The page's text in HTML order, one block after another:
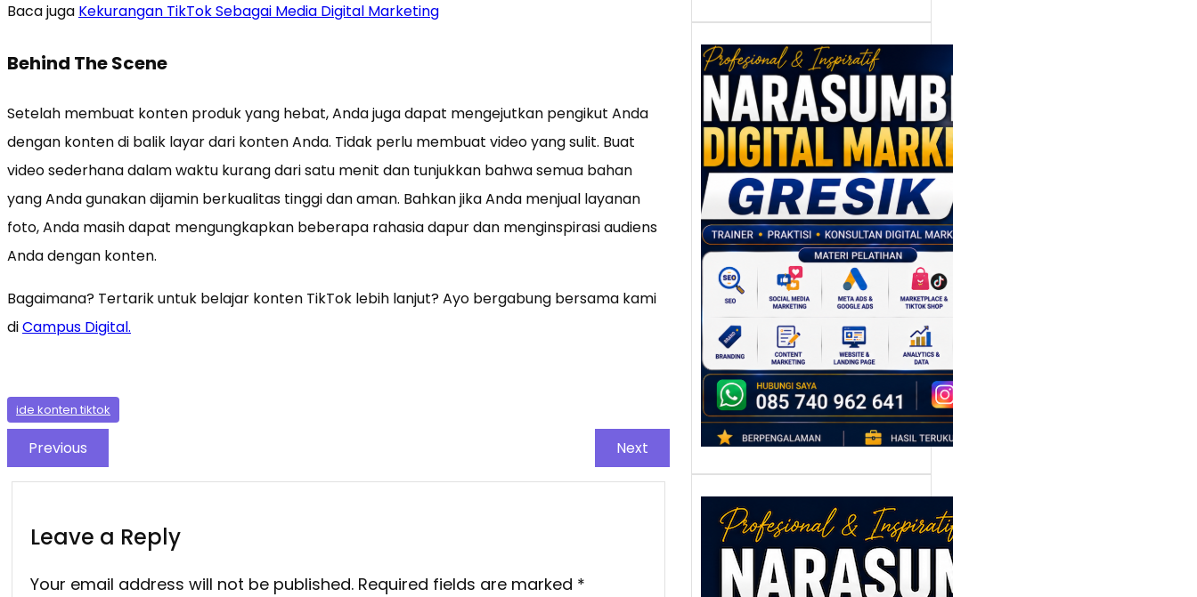
Baca juga Kekurangan TikTok Sebagai Media Digital Marketing
Behind The Scene
Setelah membuat konten produk yang hebat, Anda juga dapat mengejutkan pengikut Anda
dengan konten di balik layar dari konten Anda. Tidak perlu membuat video yang sulit. Buat
video sederhana dalam waktu kurang dari satu menit dan tunjukkan bahwa semua bahan
yang Anda gunakan dijamin berkualitas tinggi dan aman. Bahkan jika Anda menjual layanan
foto, Anda masih dapat mengungkapkan beberapa rahasia dapur dan menginspirasi audiens
Anda dengan konten.
Bagaimana? Tertarik untuk belajar konten TikTok lebih lanjut? Ayo bergabung bersama kami
diCampus Digital.
ide konten tiktok
Previous Next
Leave a Reply
Your email address will not be published. Required fields are marked *
Narasumber
Digital Marketing
Gresik:
Meningkatkan
Daya Saing SDM
dan Bisnis di Era
Transformasi
Digital
Perkembangan dunia
industri tidak hanya
mengubah cara
perusahaan
memproduksi barang,…